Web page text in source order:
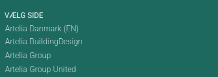
VÆLG SIDE
Artelia Danmark (EN)
Artelia BuildingDesign
Artelia Group
Artelia Group United